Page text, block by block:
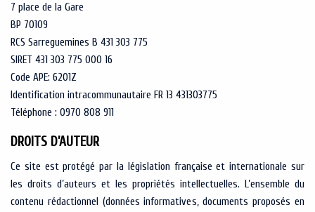
7 place de la Gare
BP 70109
RCS Sarreguemines B 431 303 775
SIRET 431 303 775 000 16
Code APE: 6201Z
Identification intracommunautaire FR 13 431303775
Téléphone : 0970 808 911
DROITS D’AUTEUR
Ce site est protégé par la législation française et internationale sur
les droits d’auteurs et les propriétés intellectuelles. L’ensemble du
contenu rédactionnel (données informatives, documents proposés en